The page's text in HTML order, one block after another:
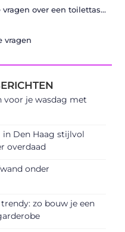
Veelgestelde vragen over een toilettas vliegtuig handbagage 1 liter
vragen
voor je wasdag met
in Den Haag stijlvol
overdaad
onder
zo bouw je een